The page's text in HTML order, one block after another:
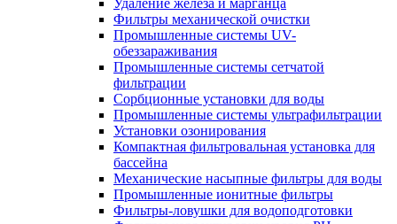
Удаление железа и марганца
Фильтры механической очистки
Промышленные системы UV-
обеззараживания
Промышленные системы сетчатой
фильтрации
Сорбционные установки для воды
Промышленные системы ультрафильтрации
Установки озонирования
Компактная фильтровальная установка для
бассейна
Механические насыпные фильтры для воды
Промышленные ионитные фильтры
Фильтры-ловушки для водоподготовки